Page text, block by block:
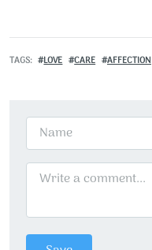
TAGS LOVE CARE AFFECTION